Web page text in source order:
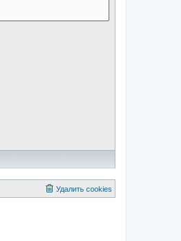
Удалить cookies